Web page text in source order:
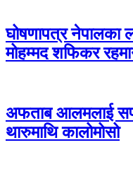
घोषणापत्र नेपालका
मोहम्मद शफिकर
अफताब आलमलाई
थारुमाथि कालोमोसो